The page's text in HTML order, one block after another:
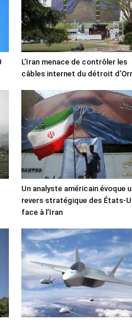
L’Iran menace de contrôler les
câbles internet du détroit
Un analyste américain évoque
revers stratégique des États-
face à l’Iran